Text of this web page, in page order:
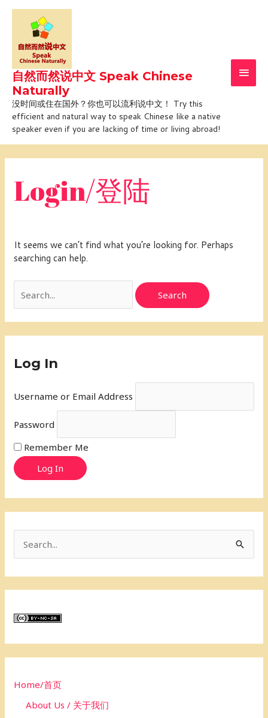
Skip
content
自然而然说中文 Speak Chinese
Naturally
没时间或住在国外？你也可以流利说中文！ Try this
efficient and natural way to speak Chinese like a native
speaker even if you are lacking of time or living abroad!
Login/登陆
It seems we can’t find what you’re looking for. Perhaps
searching can help.
Log In
Username or Email Address
Password
Remember Me
Log In
c
rHome/首页
About Us / 关于我们